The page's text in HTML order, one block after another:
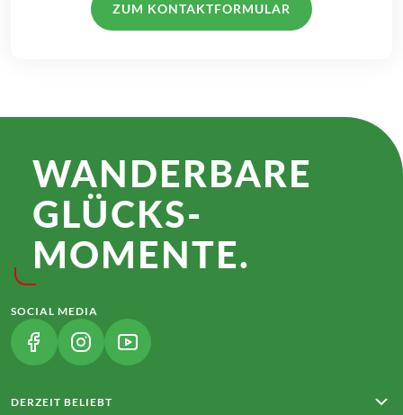
ZUM KONTAKTFORMULAR
WANDER­BARE
GLÜCKS­
MOMENTE.
SOCIAL MEDIA
(LINK ÖFFNET IN NEUEM TAB)
(LINK ÖFFNET IN NEUEM TAB)
(LINK ÖFFNET IN NEUEM TAB)
DERZEIT BELIEBT